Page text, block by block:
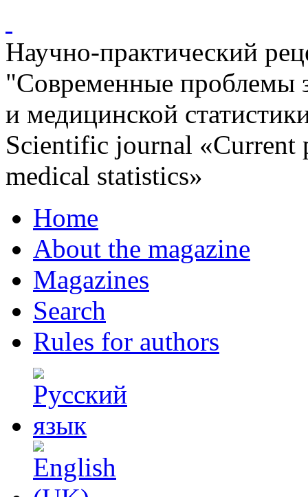
Научно-практический
"Современные проблемы
и медицинской
Scientific journal «Current
medical statistics»
Home
About the magazine
Magazines
Search
Rules for authors